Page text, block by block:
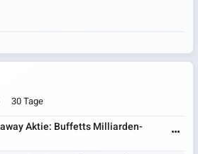
30 Tage
Aktie: Buffetts Milliarden-